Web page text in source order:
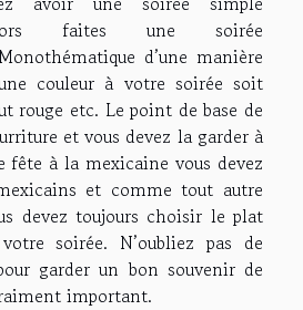
faites une soirée
d’une manière
couleur à votre soirée soit
rouge etc. Le point de base de
et vous devez la garder à
fête à la mexicaine vous devez
et comme tout autre
devez toujours choisir le plat
soirée. N’oubliez pas de
garder un bon souvenir de
important.